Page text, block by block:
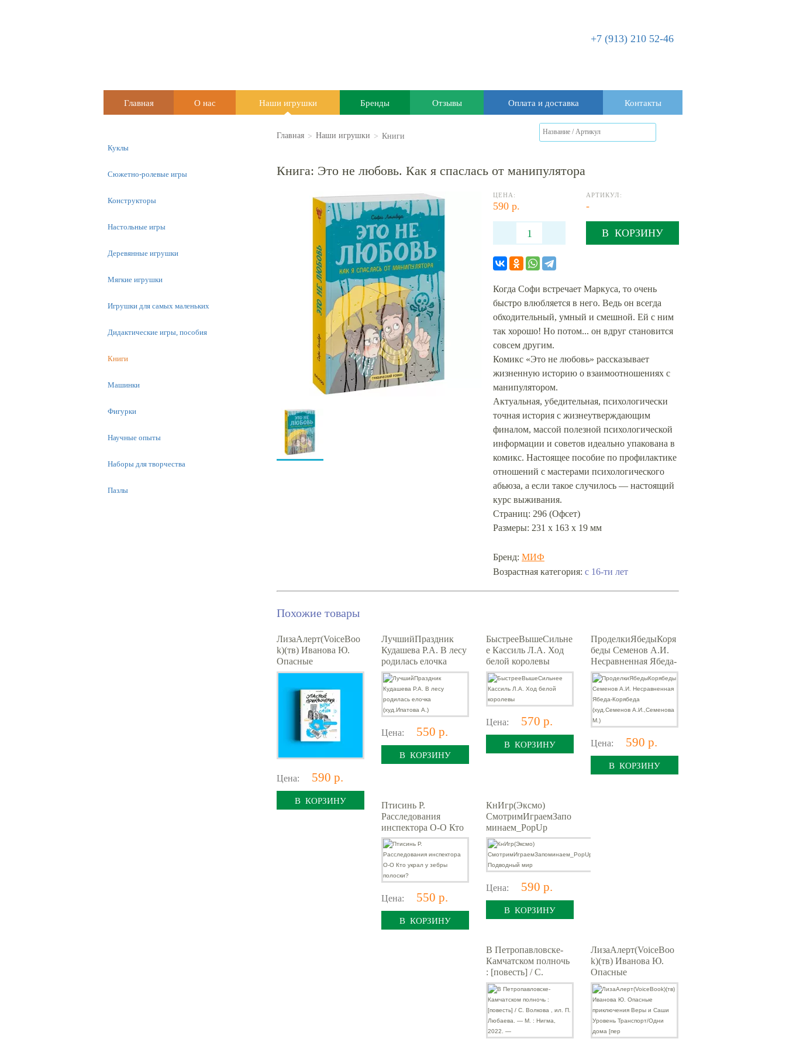
+7 (913) 210 52-46
Главная О нас Наши игрушки Бренды Отзывы Оплата и доставка Контакты
Главная > Наши игрушки > Книги
Книга: Это не любовь. Как я спаслась от манипулятора
ЦЕНА:
590 р.
АРТИКУЛ:
-
В КОРЗИНУ
Когда Софи встречает Маркуса, то очень
быстро влюбляется в него. Ведь он всегда
обходительный, умный и смешной. Ей с ним
так хорошо! Но потом... он вдруг становится
совсем другим.
Комикс «Это не любовь» рассказывает
жизненную историю о взаимоотношениях с
манипулятором.
Актуальная, убедительная, психологически
точная история с жизнеутверждающим
финалом, массой полезной психологической
информации и советов идеально упакована в
комикс. Настоящее пособие по профилактике
отношений с мастерами психологического
абьюза, а если такое случилось — настоящий
курс выживания.
Страниц: 296 (Офсет)
Размеры: 231 x 163 x 19 мм
Бренд: МИФ
Возрастная категория: с 16-ти лет
Похожие товары
ЛизаАлерт(VoiceBoo
k)(тв) Иванова Ю.
Опасные
приключения Веры и
Лед [перевертыш] (х
Цена: 590 р.
В КОРЗИНУ
ЛучшийПраздник
Кудашева Р.А. В лесу
родилась елочка
(худ.Ипатова А.)
Цена: 550 р.
В КОРЗИНУ
БыстрееВышеСильне
е Кассиль Л.А. Ход
белой королевы
Цена: 570 р.
В КОРЗИНУ
ПроделкиЯбедыКоря
беды Семенов А.И.
Несравненная Ябеда-
Корябеда
(худ.Семенов
А.И.,Семенова М.)
Цена: 590 р.
В КОРЗИНУ
Птисинь Р.
Расследования
инспектора О-О Кто
украл у зебры
полоски?
Цена: 550 р.
В КОРЗИНУ
КнИгр(Эксмо)
СмотримИграемЗапо
минаем_PopUp
Подводный мир
Цена: 590 р.
В КОРЗИНУ
В Петропавловске-
Камчатском полночь
: [повесть] / С.
Волкова , ил. П.
Любаева. — М. :
Нигма, 2022. —
ЛизаАлерт(VoiceBoo
k)(тв) Иванова Ю.
Опасные
приключения Веры и
Саши Уровень
Транспорт/Одни
дома [пер
Куклы
Сюжетно-ролевые игры
Конструкторы
Настольные игры
Деревянные игрушки
Мягкие игрушки
Игрушки для самых маленьких
Дидактические игры, пособия
Книги
Машинки
Фигурки
Научные опыты
Наборы для творчества
Пазлы